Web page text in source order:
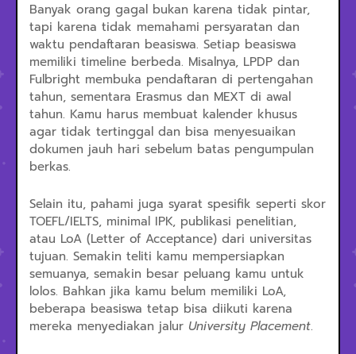
Banyak orang gagal bukan karena tidak pintar,
tapi karena tidak memahami persyaratan dan
waktu pendaftaran beasiswa. Setiap beasiswa
memiliki timeline berbeda. Misalnya, LPDP dan
Fulbright membuka pendaftaran di pertengahan
tahun, sementara Erasmus dan MEXT di awal
tahun. Kamu harus membuat kalender khusus
agar tidak tertinggal dan bisa menyesuaikan
dokumen jauh hari sebelum batas pengumpulan
berkas.
Selain itu, pahami juga syarat spesifik seperti skor
TOEFL/IELTS, minimal IPK, publikasi penelitian,
atau LoA (Letter of Acceptance) dari universitas
tujuan. Semakin teliti kamu mempersiapkan
semuanya, semakin besar peluang kamu untuk
lolos. Bahkan jika kamu belum memiliki LoA,
beberapa beasiswa tetap bisa diikuti karena
mereka menyediakan jalur University Placement.